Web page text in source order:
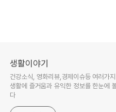
생활이야기
건강소식, 영화리뷰,경제이슈등 여러가
생활에 즐거움과 유익한 정보를 한눈에
다